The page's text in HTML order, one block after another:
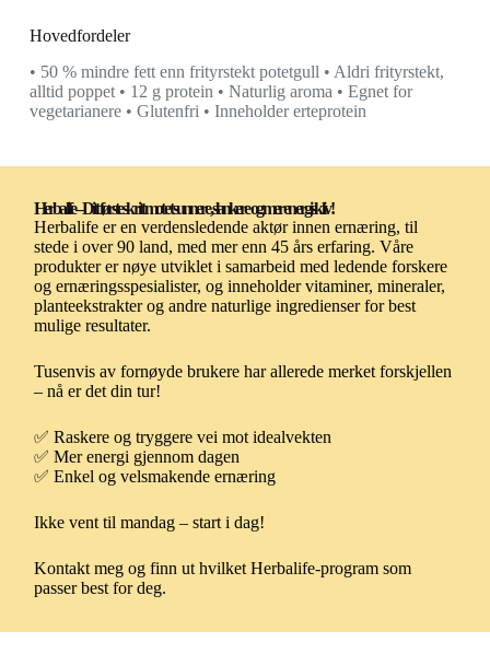
Hovedfordeler
• 50 % mindre fett enn frityrstekt potetgull • Aldri frityrstekt,
alltid poppet • 12 g protein • Naturlig aroma • Egnet for
vegetarianere • Glutenfri • Inneholder erteprotein
Herbalife – Ditt første skritt mot et sunnere, slankere og mer energisk liv!
Herbalife er en verdensledende aktør innen ernæring, til
stede i over 90 land, med mer enn 45 års erfaring. Våre
produkter er nøye utviklet i samarbeid med ledende forskere
og ernæringsspesialister, og inneholder vitaminer, mineraler,
planteekstrakter og andre naturlige ingredienser for best
mulige resultater.
Tusenvis av fornøyde brukere har allerede merket forskjellen
– nå er det din tur!
✅ Raskere og tryggere vei mot idealvekten
✅ Mer energi gjennom dagen
✅ Enkel og velsmakende ernæring
Ikke vent til mandag – start i dag!
Kontakt meg og finn ut hvilket Herbalife-program som
passer best for deg.